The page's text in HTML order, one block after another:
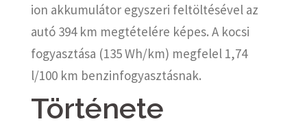
ion akkumulátor egyszeri feltöltésével az
autó 394 km megtételére képes. A kocsi
fogyasztása (135 Wh/km) megfelel 1,74
l/100 km benzinfogyasztásnak.
Története